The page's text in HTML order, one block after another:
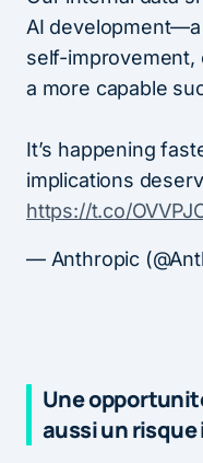
AI
self-improvement,
a more capable
It’s happening
implications
https://t.co/
— Anthropic
Une
aussi un